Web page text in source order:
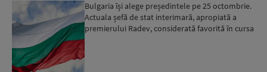
Bulgaria își alege președintele pe 25 octombrie.
Actuala șefă de stat interimară, apropiată a
premierului Radev, considerată favorită în cursa